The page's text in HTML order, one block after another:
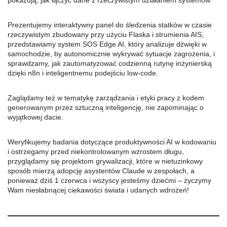
Prezentujemy interaktywny panel do śledzenia statków w czasie
rzeczywistym zbudowany przy użyciu Flaska i strumienia AIS,
przedstawiamy system SOS Edge AI, który analizuje dźwięki w
samochodzie, by autonomicznie wykrywać sytuacje zagrożenia, i
sprawdzamy, jak zautomatyzować codzienną rutynę inżynierską
dzięki n8n i inteligentnemu podejściu low-code.
Zaglądamy też w tematykę zarządzania i etyki pracy z kodem
generowanym przez sztuczną inteligencję, nie zapominając o
wyjątkowej dacie.
Weryfikujemy badania dotyczące produktywności AI w kodowaniu
i ostrzegamy przed niekontrolowanym wzrostem długu,
przyglądamy się projektom grywalizacji, które w nietuzinkowy
sposób mierzą adopcję asystentów Claude w zespołach, a
ponieważ dziś 1 czerwca i wszyscy jesteśmy dziećmi – życzymy
Wam niesłabnącej ciekawości świata i udanych wdrożeń!